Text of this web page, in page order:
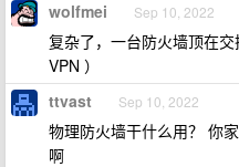
wolfmei Sep 10, 2022
复杂了，一台防火墙顶在
VPN ）
ttvast Sep 10, 2022
物理防火墙干什么用？ 你
啊